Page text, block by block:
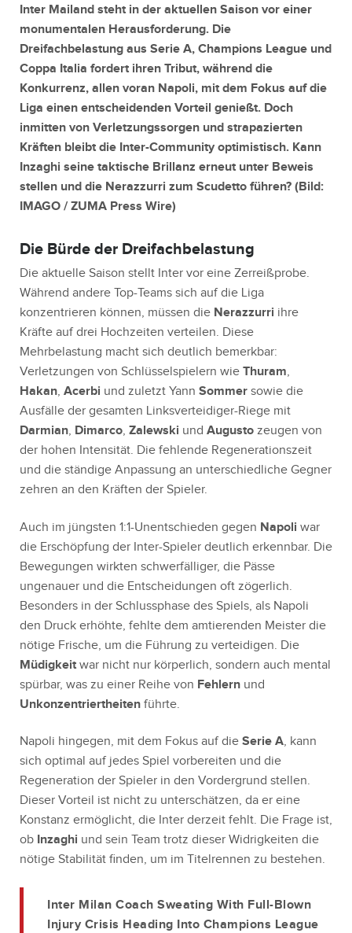
Inter Mailand steht in der aktuellen Saison vor einer
monumentalen Herausforderung. Die
Dreifachbelastung aus Serie A, Champions League und
Coppa Italia fordert ihren Tribut, während die
Konkurrenz, allen voran Napoli, mit dem Fokus auf die
Liga einen entscheidenden Vorteil genießt. Doch
inmitten von Verletzungssorgen und strapazierten
Kräften bleibt die Inter-Community optimistisch. Kann
Inzaghi seine taktische Brillanz erneut unter Beweis
stellen und die Nerazzurri zum Scudetto führen? (Bild:
IMAGO / ZUMA Press Wire)
Die Bürde der Dreifachbelastung
Die aktuelle Saison stellt Inter vor eine Zerreißprobe.
Während andere Top-Teams sich auf die Liga
konzentrieren können, müssen die Nerazzurri ihre
Kräfte auf drei Hochzeiten verteilen. Diese
Mehrbelastung macht sich deutlich bemerkbar:
Verletzungen von Schlüsselspielern wie Thuram,
Hakan, Acerbi und zuletzt Yann Sommer sowie die
Ausfälle der gesamten Linksverteidiger-Riege mit
Darmian, Dimarco, Zalewski und Augusto zeugen von
der hohen Intensität. Die fehlende Regenerationszeit
und die ständige Anpassung an unterschiedliche Gegner
zehren an den Kräften der Spieler.
Auch im jüngsten 1:1-Unentschieden gegen Napoli war
die Erschöpfung der Inter-Spieler deutlich erkennbar. Die
Bewegungen wirkten schwerfälliger, die Pässe
ungenauer und die Entscheidungen oft zögerlich.
Besonders in der Schlussphase des Spiels, als Napoli
den Druck erhöhte, fehlte dem amtierenden Meister die
nötige Frische, um die Führung zu verteidigen. Die
Müdigkeit war nicht nur körperlich, sondern auch mental
spürbar, was zu einer Reihe von Fehlern und
Unkonzentriertheiten führte.
Napoli hingegen, mit dem Fokus auf die Serie A, kann
sich optimal auf jedes Spiel vorbereiten und die
Regeneration der Spieler in den Vordergrund stellen.
Dieser Vorteil ist nicht zu unterschätzen, da er eine
Konstanz ermöglicht, die Inter derzeit fehlt. Die Frage ist,
ob Inzaghi und sein Team trotz dieser Widrigkeiten die
nötige Stabilität finden, um im Titelrennen zu bestehen.
Inter Milan Coach Sweating With Full-Blown
Injury Crisis Heading Into Champions League